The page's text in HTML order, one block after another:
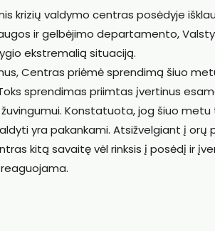
krizių valdymo centras posėdyje
ir gelbėjimo departamento,
ekstremalią situaciją.
Centras priėmė sprendimą šiuo
sprendimas priimtas įvertinus
Konstatuota, jog šiuo
yra pakankami. Atsižvelgiant į orų
kitą savaitę vėl rinksis į posėdį ir